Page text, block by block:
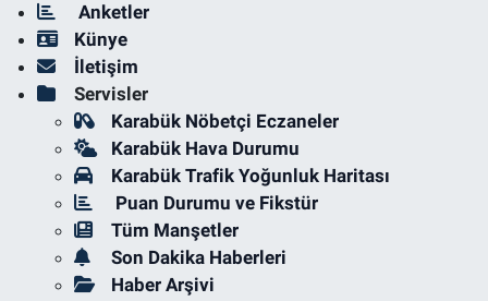
Anketler
Künye
İletişim
Servisler
Karabük Nöbetçi Eczaneler
Karabük Hava Durumu
Karabük Trafik Yoğunluk Haritası
Puan Durumu ve Fikstür
Tüm Manşetler
Son Dakika Haberleri
Haber Arşivi